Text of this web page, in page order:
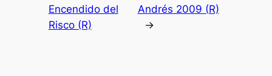
Encendido del
Risco (R)
Andrés 2009 (R)
→